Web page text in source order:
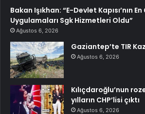
Bakan Işıkhan: “E-Devlet Kapısı’nın
Uygulamaları Sgk Hizmetleri Oldu”
Ağustos 6, 2026
Gaziantep’te TIR
Ağustos 6, 2026
Kılıçdaroğlu’nun
yılların CHP’lisi çıktı
Ağustos 6, 2026